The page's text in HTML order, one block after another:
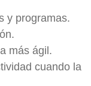
y programas.
más ágil.
cuando la